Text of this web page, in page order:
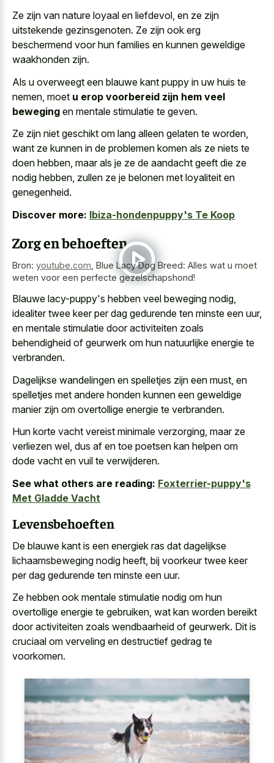
Ze zijn van nature loyaal en liefdevol, en ze zijn
uitstekende gezinsgenoten. Ze zijn ook erg
beschermend voor hun families en kunnen geweldige
waakhonden zijn.
Als u overweegt een blauwe kant puppy in uw huis te
nemen, moet u erop voorbereid zijn hem veel
beweging en mentale stimulatie te geven.
Ze zijn niet geschikt om lang alleen gelaten te worden,
want ze kunnen in de problemen komen als ze niets te
doen hebben, maar als je ze de aandacht geeft die ze
nodig hebben, zullen ze je belonen met loyaliteit en
genegenheid.
Discover more: Ibiza-hondenpuppy's Te Koop
Zorg en behoeften
Bron: youtube.com Blue Lacy Dog Breed: Alles wat u moet
weten voor een perfecte gezelschapshond!
Blauwe lacy-puppy's hebben veel beweging nodig,
idealiter twee keer per dag gedurende ten minste een uur,
en mentale stimulatie door activiteiten zoals
behendigheid of geurwerk om hun natuurlijke energie te
verbranden.
Dagelijkse wandelingen en spelletjes zijn een must, en
spelletjes met andere honden kunnen een geweldige
manier zijn om overtollige energie te verbranden.
Hun korte vacht vereist minimale verzorging, maar ze
verliezen wel, dus af en toe poetsen kan helpen om
dode vacht en vuil te verwijderen.
See what others are reading: Foxterrier-puppy's
Met Gladde Vacht
Levensbehoeften
De blauwe kant is een energiek ras dat dagelijkse
lichaamsbeweging nodig heeft, bij voorkeur twee keer
per dag gedurende ten minste een uur.
Ze hebben ook mentale stimulatie nodig om hun
overtollige energie te gebruiken, wat kan worden bereikt
door activiteiten zoals wendbaarheid of geurwerk. Dit is
cruciaal om verveling en destructief gedrag te
voorkomen.